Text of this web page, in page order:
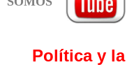
Política y